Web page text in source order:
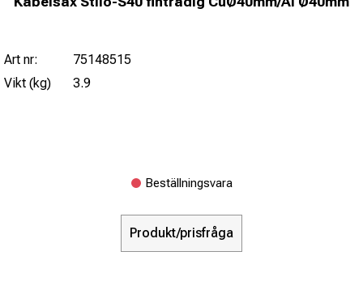
Art nr:
75148515
Vikt (kg)
3.9
Beställningsvara
Produkt/prisfråga